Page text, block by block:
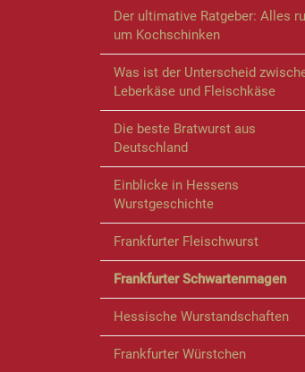
Der ultimative Ratgeber: Alles
um Kochschinken
Was ist der Unterscheid
Leberkäse und Fleischkäse
Die beste Bratwurst aus
Deutschland
Einblicke in Hessens
Wurstgeschichte
Frankfurter Fleischwurst
Frankfurter Schwartenmagen
Hessische Wurstandschaften
Frankfurter Würstchen